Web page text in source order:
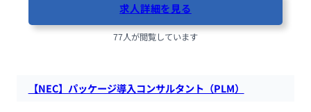
求人詳細を見る
77人が閲覧しています
【NEC】パッケージ導入コンサルタント（PLM）